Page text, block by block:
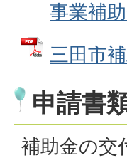
事業補
三田市
申請書
補助金の交